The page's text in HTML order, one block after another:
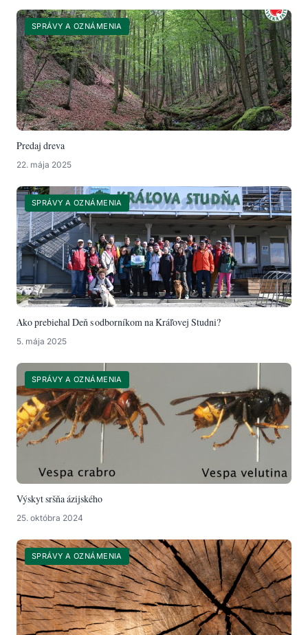
SPRÁVY A OZNÁMENIA
Predaj dreva
22. mája 2025
SPRÁVY A OZNÁMENIA
Ako prebiehal Deň s odborníkom na Kráľovej Studni?
5. mája 2025
SPRÁVY A OZNÁMENIA
Výskyt sršňa ázijského
25. októbra 2024
SPRÁVY A OZNÁMENIA